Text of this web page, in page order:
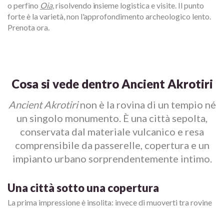
o perfino Oia, risolvendo insieme logistica e visite. Il punto
forte è la varietà, non l'approfondimento archeologico lento.
Prenota ora.
Cosa si vede dentro Ancient Akrotiri
Ancient Akrotirinon è la rovina di un tempio né
un singolo monumento. È una città sepolta,
conservata dal materiale vulcanico e resa
comprensibile da passerelle, copertura e un
impianto urbano sorprendentemente intimo.
Una città sotto una copertura
La prima impressione è insolita: invece di muoverti tra rovine